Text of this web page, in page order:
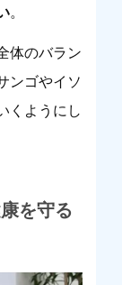
。
体のバラン
ンゴやイソ
くようにし
を守る